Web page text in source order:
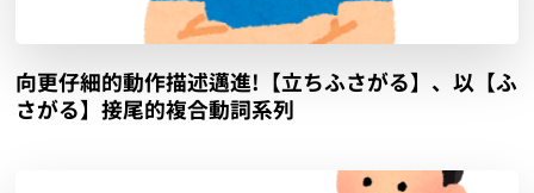
向更仔細的動作描述邁進!【立ちふさがる】、以【ふ
さがる】接尾的複合動詞系列